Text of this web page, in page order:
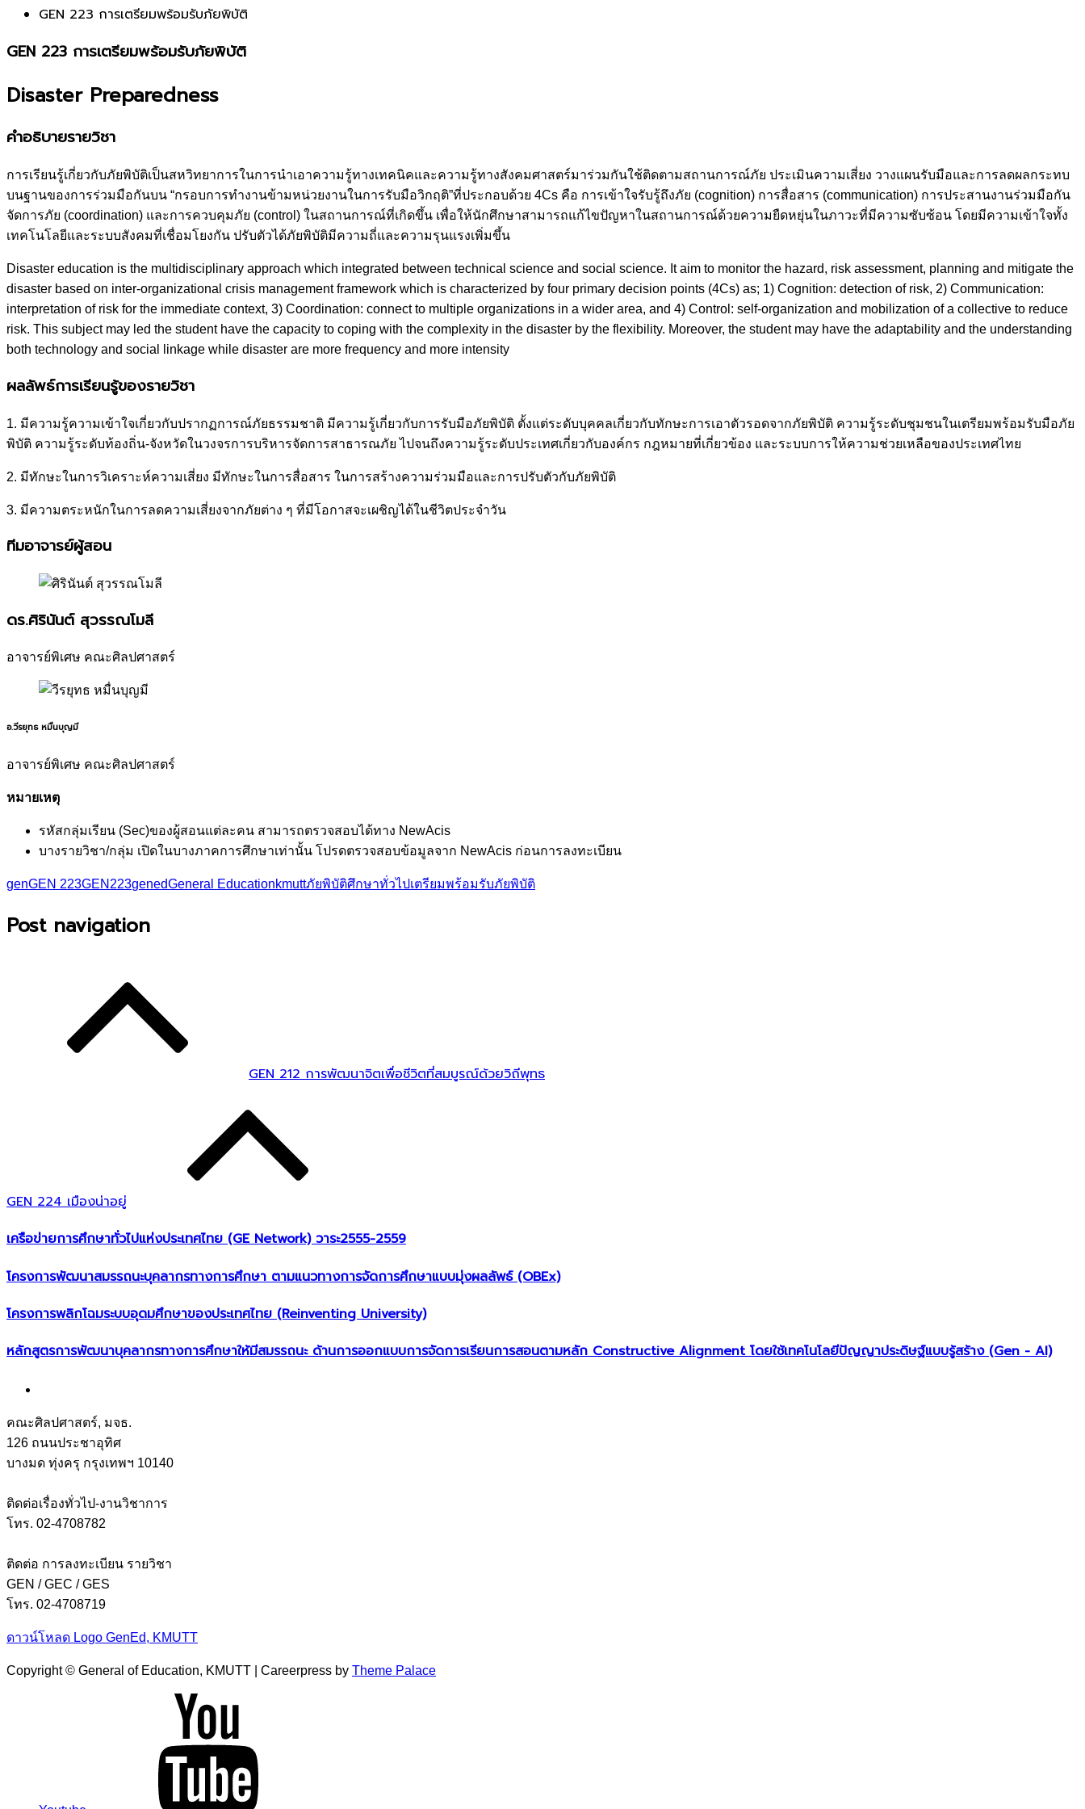
GEN 223 การเตรียมพร้อมรับภัยพิบัติ
GEN 223 การเตรียมพร้อมรับภัยพิบัติ
Disaster Preparedness
คำอธิบายรายวิชา
การเรียนรู้เกี่ยวกับภัยพิบัติเป็นสหวิทยาการในการนำเอาความรู้ทางเทคนิคและความรู้ทางสังคมศาสตร์มาร่วมกันใช้ติดตามสถานการณ์ภัย ประเมินความเสี่ยง วางแผนรับมือและการลดผลกระทบ
บนฐานของการร่วมมือกันบน “กรอบการทำงานข้ามหน่วยงานในการรับมือวิกฤติ”ที่ประกอบด้วย 4Cs คือ การเข้าใจรับรู้ถึงภัย (cognition) การสื่อสาร (communication) การประสานงานร่วมมือกัน
จัดการภัย (coordination) และการควบคุมภัย (control) ในสถานการณ์ที่เกิดขึ้น เพื่อให้นักศึกษาสามารถแก้ไขปัญหาในสถานการณ์ด้วยความยืดหยุ่นในภาวะที่มีความซับซ้อน โดยมีความเข้าใจทั้ง
เทคโนโลยีและระบบสังคมที่เชื่อมโยงกัน ปรับตัวได้ภัยพิบัติมีความถี่และความรุนแรงเพิ่มขึ้น
Disaster education is the multidisciplinary approach which integrated between technical science and social science. It aim to monitor the hazard, risk assessment, planning and mitigate the
disaster based on inter-organizational crisis management framework which is characterized by four primary decision points (4Cs) as; 1) Cognition: detection of risk, 2) Communication:
interpretation of risk for the immediate context, 3) Coordination: connect to multiple organizations in a wider area, and 4) Control: self-organization and mobilization of a collective to reduce
risk. This subject may led the student have the capacity to coping with the complexity in the disaster by the flexibility. Moreover, the student may have the adaptability and the understanding
both technology and social linkage while disaster are more frequency and more intensity
ผลลัพธ์การเรียนรู้ของรายวิชา
1. มีความรู้ความเข้าใจเกี่ยวกับปรากฏการณ์ภัยธรรมชาติ มีความรู้เกี่ยวกับการรับมือภัยพิบัติ ตั้งแต่ระดับบุคคลเกี่ยวกับทักษะการเอาตัวรอดจากภัยพิบัติ ความรู้ระดับชุมชนในเตรียมพร้อมรับมือภัย
พิบัติ ความรู้ระดับท้องถิ่น-จังหวัดในวงจรการบริหารจัดการสาธารณภัย ไปจนถึงความรู้ระดับประเทศเกี่ยวกับองค์กร กฎหมายที่เกี่ยวข้อง และระบบการให้ความช่วยเหลือของประเทศไทย
2. มีทักษะในการวิเคราะห์ความเสี่ยง มีทักษะในการสื่อสาร ในการสร้างความร่วมมือและการปรับตัวกับภัยพิบัติ
3. มีความตระหนักในการลดความเสี่ยงจากภัยต่าง ๆ ที่มีโอกาสจะเผชิญได้ในชีวิตประจำวัน
ทีมอาจารย์ผู้สอน
ดร.ศิรินันต์ สุวรรณโมลี
อาจารย์พิเศษ คณะศิลปศาสตร์
อ.วีรยุทธ หมื่นบุญมี
อาจารย์พิเศษ คณะศิลปศาสตร์
หมายเหตุ
รหัสกลุ่มเรียน (Sec)ของผู้สอนแต่ละคน สามารถตรวจสอบได้ทาง NewAcis
บางรายวิชา/กลุ่ม เปิดในบางภาคการศึกษาเท่านั้น โปรดตรวจสอบข้อมูลจาก NewAcis ก่อนการลงทะเบียน
genGEN 223GEN223genedGeneral Educationkmuttภัยพิบัติศึกษาทั่วไปเตรียมพร้อมรับภัยพิบัติ
Post navigation
GEN 212 การพัฒนาจิตเพื่อชีวิตที่สมบูรณ์ด้วยวิถีพุทธ
GEN 224 เมืองน่าอยู่
เครือข่ายการศึกษาทั่วไปแห่งประเทศไทย (GE Network)​ วาระ2555-2559
โครงการพัฒนาสมรรถนะบุคลากรทางการศึกษา ตามแนวทางการจัดการศึกษาแบบมุ่งผลลัพธ์ (OBEx)
โครงการพลิกโฉมระบบอุดมศึกษาของประเทศไทย (Reinventing University)
หลักสูตรการพัฒนาบุคลากรทางการศึกษาให้มีสมรรถนะ ด้านการออกแบบการจัดการเรียนการสอนตามหลัก Constructive Alignment โดยใช้เทคโนโลยีปัญญาประดิษฐ์แบบรู้สร้าง (Gen - AI)
คณะศิลปศาสตร์, มจธ.
126 ถนนประชาอุทิศ
บางมด ทุ่งครุ กรุงเทพฯ 10140
ติดต่อเรื่องทั่วไป-งานวิชาการ
โทร. 02-4708782
ติดต่อ การลงทะเบียน รายวิชา
GEN / GEC / GES
โทร. 02-4708719
ดาวน์โหลด Logo GenEd, KMUTT
Copyright © General of Education, KMUTT | Careerpress by Theme Palace